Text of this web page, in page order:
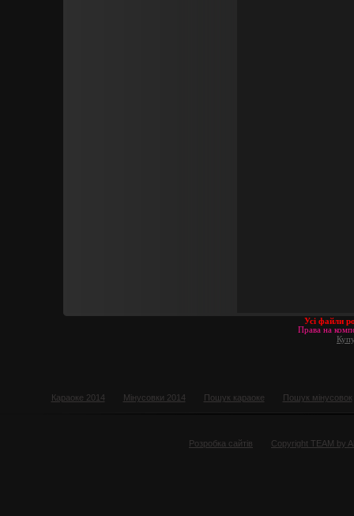
Усі файли
Права на
Караоке 2014 Мінусовки 2014 Пошук караоке Пошук мінусовок
Розробка сайтів Copyright TEAM by